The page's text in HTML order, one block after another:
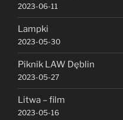
2023-06-11
Lampki
2023-05-30
Piknik LAW Dęblin
2023-05-27
Litwa – film
2023-05-16